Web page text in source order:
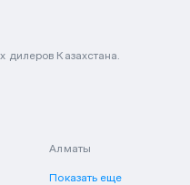
дилеров Казахстана.
Алматы
Показать еще